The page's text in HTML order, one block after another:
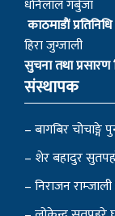
धनिलाल गर्बुजा
काठमाडाैं प्रतिनिधि
हिरा जुग्जाली
सुचना तथा
संस्थापक
– बागबिर चोचाङ्गे
– शेर बहादुर
– निराजन